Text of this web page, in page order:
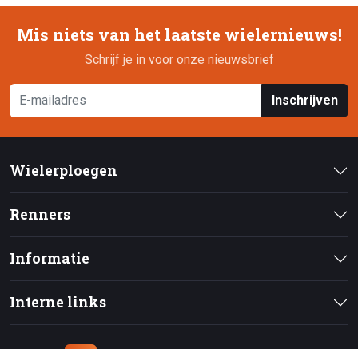
Mis niets van het laatste wielernieuws!
Schrijf je in voor onze nieuwsbrief
Inschrijven
Wielerploegen
Renners
Informatie
Interne links